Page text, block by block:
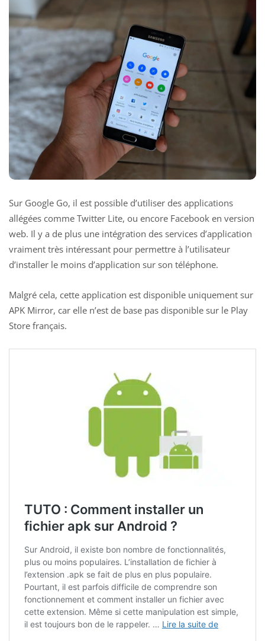
Sur Google Go, il est possible d’utiliser des applications
allégées comme Twitter Lite, ou encore Facebook en version
web. Il y a de plus une intégration des services d’application
vraiment très intéressant pour permettre à l’utilisateur
d’installer le moins d’application sur son téléphone.
Malgré cela, cette application est disponible uniquement sur
APK Mirror, car elle n’est de base pas disponible sur le Play
Store français.